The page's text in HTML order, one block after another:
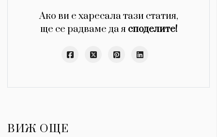
Ако ви е харесала тази статия,
ще се радваме да я споделите!
ВИЖ ОЩЕ